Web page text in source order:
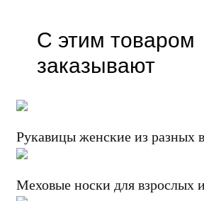
С этим товаром
заказывают
Рукавицы женские из разных
Меховые носки для взрослых